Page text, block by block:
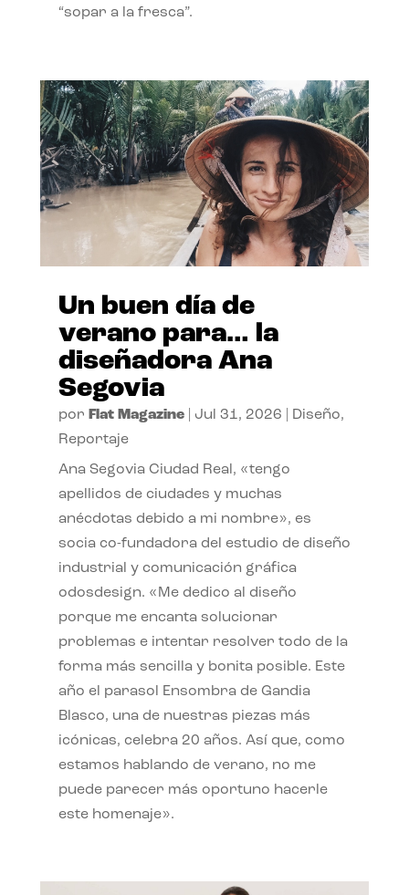
“sopar a la fresca”.
Un buen día de
verano para… la
diseñadora Ana
Segovia
por Flat Magazine| Jul 31, 2026 Diseño,
Reportaje
Ana Segovia Ciudad Real, «tengo
apellidos de ciudades y muchas
anécdotas debido a mi nombre», es
socia co-fundadora del estudio de diseño
industrial y comunicación gráfica
odosdesign. «Me dedico al diseño
porque me encanta solucionar
problemas e intentar resolver todo de la
forma más sencilla y bonita posible. Este
año el parasol Ensombra de Gandia
Blasco, una de nuestras piezas más
icónicas, celebra 20 años. Así que, como
estamos hablando de verano, no me
puede parecer más oportuno hacerle
este homenaje».